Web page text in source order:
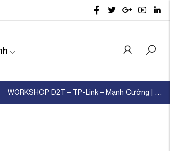
WORKSHOP D2T – TP-Link – Mạnh Cường | KẾT NỐI ...